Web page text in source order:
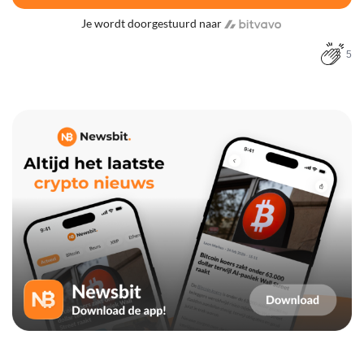
Je wordt doorgestuurd naar
5